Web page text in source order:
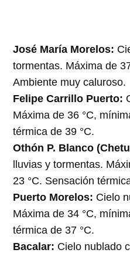
José María Morelos:
tormentas. Máxima de
Ambiente muy caluroso.
Felipe Carrillo Puerto:
Máxima de 36 °C,
térmica de 39 °C.
Othón P. Blanco
lluvias y tormentas.
23 °C. Sensación
Puerto Morelos: Cielo
Máxima de 34 °C,
térmica de 37 °C.
Bacalar: Cielo nublado